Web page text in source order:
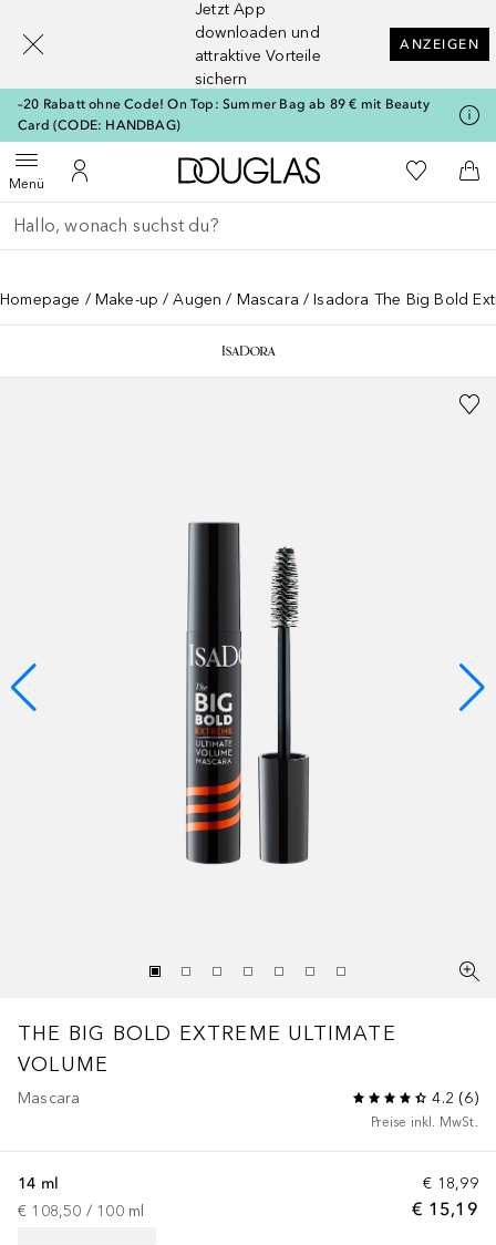
Jetzt App
downloaden und
attraktive Vorteile
sichern
ANZEIGEN
–20 Rabatt ohne Code! On Top: Summer Bag ab 89 € mit Beauty
Card (CODE: HANDBAG)
MenüMenü öffnenZu Meinem Kundenkonto
Zur Douglas Startseite
Zu Meiner
Gehe zurück
Suche ausführen
Homepage Make-up Augen Mascara Isadora The Big Bold
THE BIG BOLD EXTREME ULTIMATE
VOLUME
Mascara 4.2 (6)
Preise inkl. MwSt.
€ 18,99
€ 15,19
14 ml
€ 108,50 / 100 ml
[navigation.slideout.screenreader]